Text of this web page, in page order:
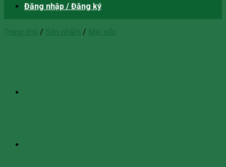
Đăng nhập / Đăng ký
Trang chủ / Sản phẩm / Mái xếp